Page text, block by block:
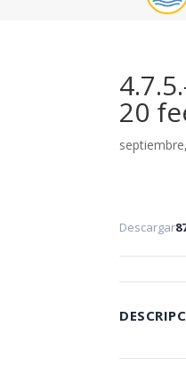
20
Descargar